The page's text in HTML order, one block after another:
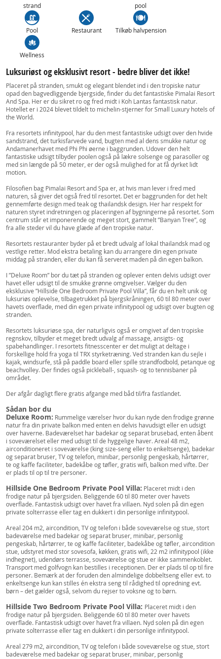
strand
pool
Pool Restaurant Tilkøb halvpension
Wellness
Luksuriøst og eksklusivt resort - bedre bliver det ikke!
Placeret på stranden, smukt og elegant blendet ind i den tropiske natur
opad den bagvedliggende bjergside, finder du det fantastiske Pimalai Resort
And Spa. Her er du sikret ro og fred midt i Koh Lantas fantastisk natur.
Hotellet er i 2024 blevet tildelt to michelin-stjerner for Small Luxury hotels of
the World.
Fra resortets infinitypool, har du den mest fantastiske udsigt over den hvide
sandstrand, det turkisfarvede vand, bugten med al dens smukke natur og
Andamanerhavet med Phi Phi øerne i baggrunden. Udover den helt
fantastiske udsigt tilbyder poolen også på lækre solsenge og parasoller og
med sin længde på 50 meter, er der også mulighed for at få dyrket lidt
motion.
Filosofien bag Pimalai Resort and Spa er, at hvis man lever i fred med
naturen, så giver det også fred til resortet. Det er baggrunden for det helt
gennemførte design med teak og thailandsk design. Her har respekt for
naturen styret indretningen og placeringen af bygningerne på resortet. Som
centrum står et imponerende og meget stort, gammelt ”Banyan Tree”, og
fra alle steder vil du have glæde af den tropiske natur.
Resortets restauranter byder på et bredt udvalg af lokal thailandsk mad og
vestlige retter. Mod ekstra betaling kan du arrangere din egen private
middag på stranden, eller du kan få serveret maden på din egen balkon.
I ”Deluxe Room” bor du tæt på stranden og oplever enten delvis udsigt over
havet eller udsigt til de smukke grønne omgivelser. Vælger du den
eksklusive ”Hillside One Bedroom Private Pool Villa”, får du en helt unik og
luksuriøs oplevelse, tilbagetrukket på bjergskråningen, 60 til 80 meter over
havets overflade, med din egen private infinitypool og udsigt over bugten og
stranden.
Resortets luksuriøse spa, der naturligvis også er omgivet af den tropiske
regnskov, tilbyder et meget bredt udvalg af massage, ansigts- og
spabehandlinger. I resortets fitnesscenter er det muligt at deltage i
forskellige hold fra yoga til TRX styrketræning. Ved stranden kan du sejle i
kajak, windsurfe, stå på paddle board eller spille strandfodbold, petanque og
beachvolley. Der findes også pickleball-, squash- og to tennisbaner på
området.
Der afgår dagligt flere gratis afgange med båd til/fra fastlandet.
Sådan bor du
Deluxe Room: Rummelige værelser hvor du kan nyde den frodige grønne
natur fra din private balkon med enten en delvis havudsigt eller en udsigt
over haverne. Badeværelset har badekar og separat brusebad, enten åbent
i soveværelset eller med udsigt til de hyggelige haver. Areal 48 m2,
airconditioneret i soveværelse (king size-seng eller to enkeltsenge), badekar
og separat bruser, TV og telefon, minibar, personlig pengeskab, hårtørrer,
te og kaffe faciliteter, badekåbe og tøfler, gratis wifi, balkon med vifte. Der
er plads til op til tre personer.
Hillside One Bedroom Private Pool Villa: Placeret midt i den
frodige natur på bjergsiden. Beliggende 60 til 80 meter over havets
overflade. Fantastisk udsigt over havet fra villaen. Nyd solen på din egen
private solterrasse eller tag en dukkert i din personlige infinitypool.
Areal 204 m2, aircondition, TV og telefon i både soveværelse og stue, stort
badeværelse med badekar og separat bruser, minibar, personlig
pengeskab, hårtørrer, te og kaffe faciliteter, badekåbe og tøfler, aircondition
stue, udstyret med stor sovesofa, køkken, gratis wifi, 22 m2 infinitypool (ikke
indhegnet), udendørs terrasse, soveværelse og stue er ikke sammenkoblet.
Transport med golfvogn kan bestilles i receptionen. Der er plads til op til fire
personer. Bemærk at der foruden den almindelige dobbeltseng eller evt. to
enkeltsenge kun kan stilles én ekstra seng til rådighed til opredning evt.
børn – det gælder også, selvom du rejser to voksne og to børn.
Hillside Two Bedroom Private Pool Villa: Placeret midt i den
frodige natur på bjergsiden. Beliggende 60 til 80 meter over havets
overflade. Fantastisk udsigt over havet fra villaen. Nyd solen på din egen
private solterrasse eller tag en dukkert i din personlige infinitypool.
Areal 279 m2, aircondition, TV og telefon i både soveværelse og stue, stort
badeværelse med badekar og separat bruser, minibar, personlig